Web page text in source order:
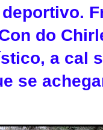
do
a cal
se